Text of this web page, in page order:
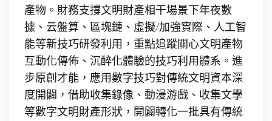
產物。財務支撐文明財產相干場景下年夜數
據、云盤算、區塊鏈、虛擬/加強實際、人工智
能等新技巧研發利用，重點追蹤關心文明產物
互動化傳佈、沉醉化體驗的技巧利用體系。進
步原創才能，應用數字技巧對傳統文明資本深
度開闢，借助收集錄像、動漫游戲、收集文學
等數字文明財產形狀，開闢轉化一批具有傳統